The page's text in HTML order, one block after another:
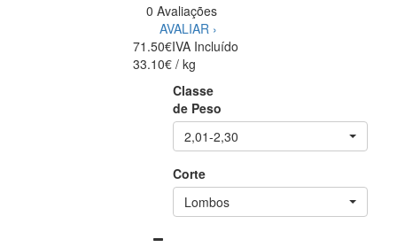
0 Avaliações
AVALIAR ›
71.50€IVA Incluído
33.10€ / kg
Classe
de Peso
2,01-2,30
Corte
Lombos